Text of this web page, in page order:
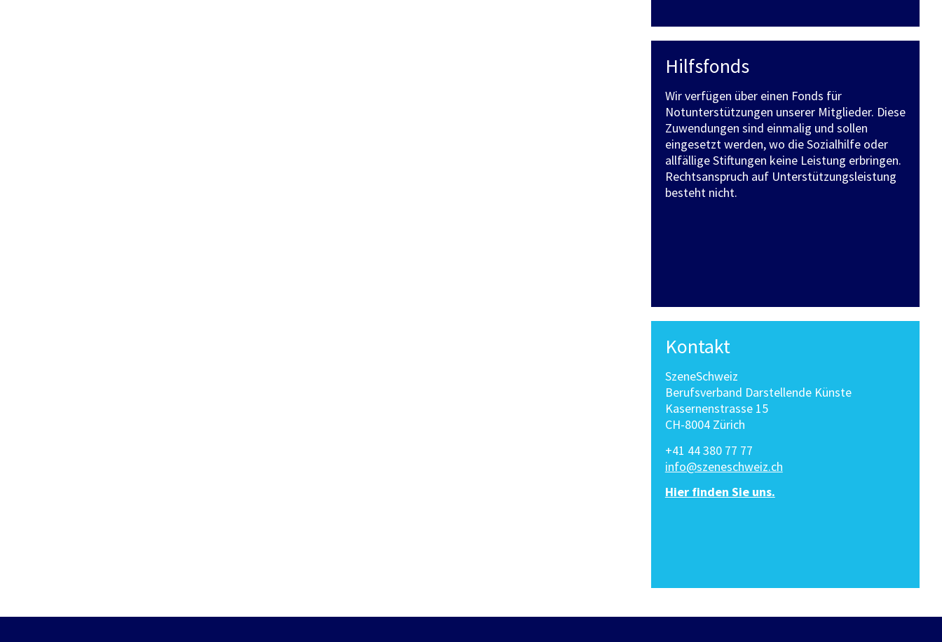
Hilfsfonds
Wir verfügen über einen Fonds für
Notunterstützungen unserer Mitglieder. Diese
Zuwendungen sind einmalig und sollen
eingesetzt werden, wo die Sozialhilfe oder
allfällige Stiftungen keine Leistung erbringen.
Rechtsanspruch auf Unterstützungsleistung
besteht nicht.
Kontakt
SzeneSchweiz
Berufsverband Darstellende Künste
Kasernenstrasse 15
CH-8004 Zürich
+41 44 380 77 77
info@szeneschweiz.ch
Hier finden Sie uns.